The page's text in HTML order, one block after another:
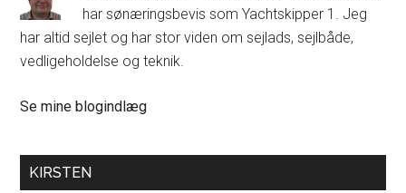
har sønæringsbevis som Yachtskipper 1. Jeg
har altid sejlet og har stor viden om sejlads, sejlbåde,
vedligeholdelse og teknik.
Jeppe:
Se mine blogindlæg
KIRSTEN